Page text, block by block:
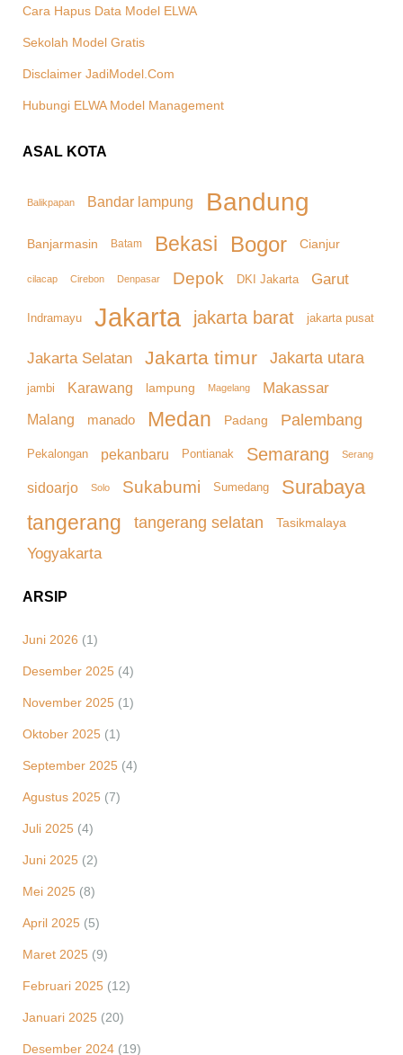
Cara Hapus Data Model ELWA
Sekolah Model Gratis
Disclaimer JadiModel.Com
Hubungi ELWA Model Management
ASAL KOTA
Balikpapan Bandar lampung Bandung
Banjarmasin Batam Bekasi Bogor Cianjur
cilacap Cirebon Denpasar Depok DKI Jakarta Garut
Indramayu Jakarta jakarta barat jakarta pusat
Jakarta Selatan Jakarta timur Jakarta utara
jambi Karawang lampung Magelang Makassar
Malang manado Medan Padang Palembang
Pekalongan pekanbaru Pontianak Semarang Serang
sidoarjo Solo Sukabumi Sumedang Surabaya
tangerang tangerang selatan Tasikmalaya
Yogyakarta
ARSIP
Juni 2026 (1)
Desember 2025 (4)
November 2025 (1)
Oktober 2025 (1)
September 2025 (4)
Agustus 2025 (7)
Juli 2025 (4)
Juni 2025 (2)
Mei 2025 (8)
April 2025 (5)
Maret 2025 (9)
Februari 2025 (12)
Januari 2025 (20)
Desember 2024 (19)